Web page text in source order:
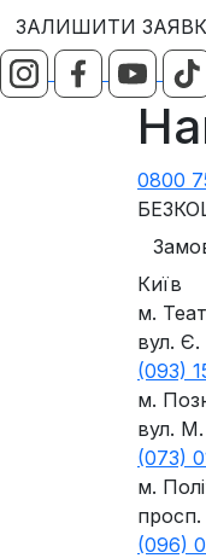
ЗАЛИШИТИ
0800
Київ
м.
вул.
(093)
м.
вул.
(073)
м.
(096)